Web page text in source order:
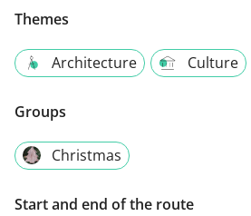
Themes
Architecture Culture
Groups
Christmas
Start and end of the route